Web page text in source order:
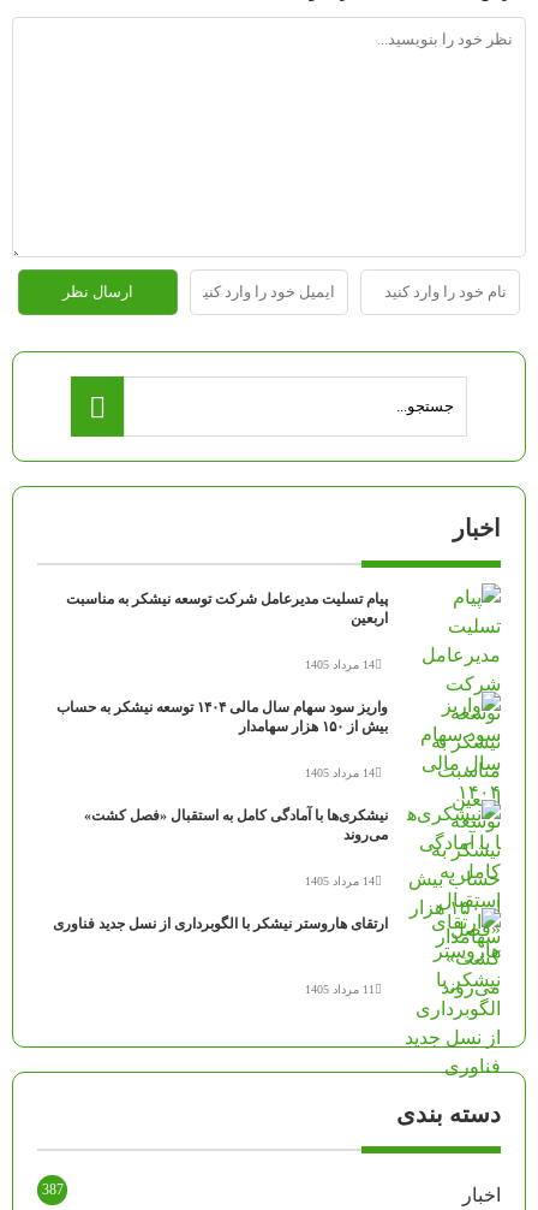
اخبار
پیام تسلیت مدیرعامل شرکت توسعه نیشکر به مناسبت
اربعین
14 مرداد 1405
واریز سود سهام سال مالی ۱۴۰۴ توسعه نیشکر به حساب
بیش از ۱۵۰ هزار سهامدار
14 مرداد 1405
نیشکری‌ها با آمادگی کامل به استقبال «فصل کشت»
می‌روند
14 مرداد 1405
ارتقای هاروستر نیشکر با الگوبرداری از نسل جدید فناوری
11 مرداد 1405
دسته بندی
اخبار 387